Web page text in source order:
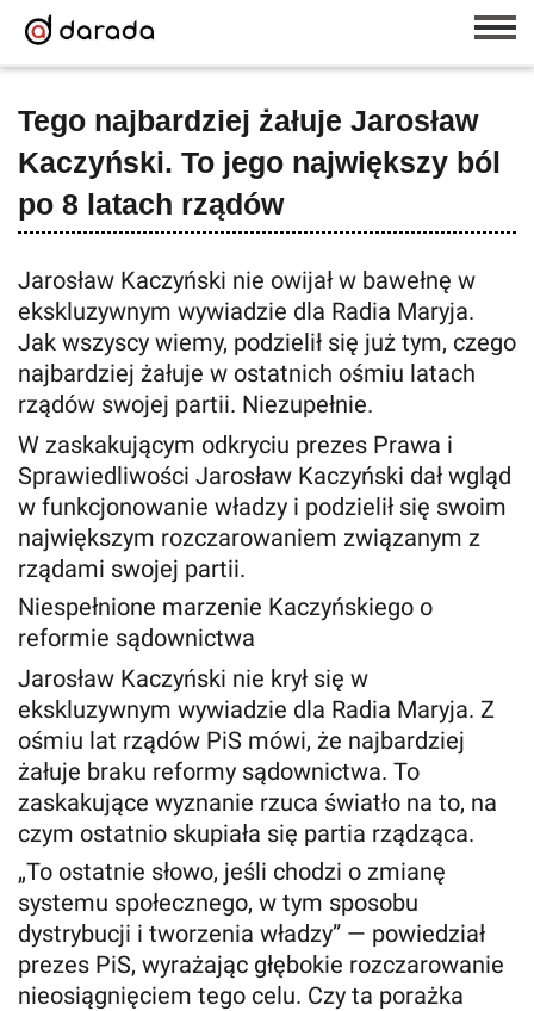
Tego najbardziej żałuje Jarosław
Kaczyński. To jego największy ból
po 8 latach rządów
Jarosław Kaczyński nie owijał w bawełnę w
ekskluzywnym wywiadzie dla Radia Maryja.
Jak wszyscy wiemy, podzielił się już tym, czego
najbardziej żałuje w ostatnich ośmiu latach
rządów swojej partii. Niezupełnie.
W zaskakującym odkryciu prezes Prawa i
Sprawiedliwości Jarosław Kaczyński dał wgląd
w funkcjonowanie władzy i podzielił się swoim
największym rozczarowaniem związanym z
rządami swojej partii.
Niespełnione marzenie Kaczyńskiego o
reformie sądownictwa
Jarosław Kaczyński nie krył się w
ekskluzywnym wywiadzie dla Radia Maryja. Z
ośmiu lat rządów PiS mówi, że najbardziej
żałuje braku reformy sądownictwa. To
zaskakujące wyznanie rzuca światło na to, na
czym ostatnio skupiała się partia rządząca.
„To ostatnie słowo, jeśli chodzi o zmianę
systemu społecznego, w tym sposobu
dystrybucji i tworzenia władzy” — powiedział
prezes PiS, wyrażając głębokie rozczarowanie
nieosiągnięciem tego celu. Czy ta porażka